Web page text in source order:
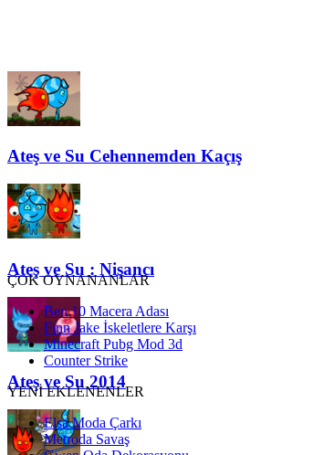
Ateş ve Su Cehennemden Kaçış
Ateş ve Su : Nişancı
Ateş ve Su 2014
ÇOK OYNANANLAR
Ben 10 Macera Adası
Finn Jake İskeletlere Karşı
Minecraft Pubg Mod 3d
Counter Strike
YENİ EKLENENLER
Elsa Moda Çarkı
Metroda Savaş